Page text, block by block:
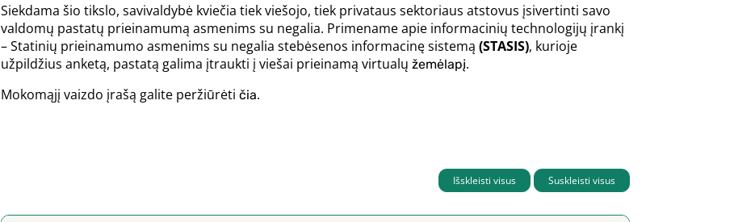
Siekdama šio tikslo, savivaldybė kviečia tiek viešojo, tiek privataus sektoriaus atstovus įsivertinti savo
valdomų pastatų prieinamumą asmenims su negalia. Primename apie informacinių technologijų įrankį
– Statinių prieinamumo asmenims su negalia stebėsenos informacinę sistemą(STASIS), kurioje
užpildžius anketą, pastatą galima įtraukti į viešai prieinamą virtualųžemėlapį.
Mokomąjį vaizdo įrašą galite peržiūrėtičia.
Išskleisti visus Suskleisti visus